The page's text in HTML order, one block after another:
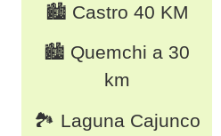
🏙️ Castro 40 KM
🏙️ Quemchi a 30
km
🏞️ Laguna Cajunco